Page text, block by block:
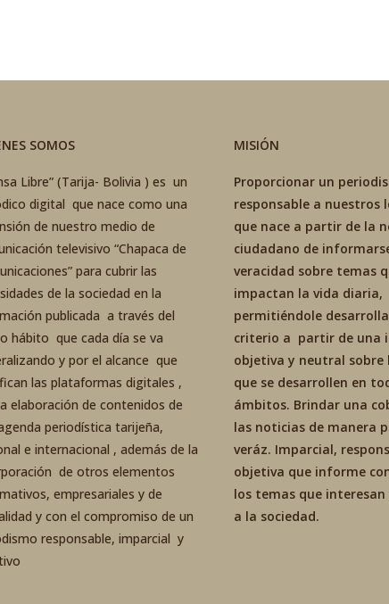
SOMOS
Libre” (Tarija- Bolivia ) es un
digital que nace como una
de nuestro medio de
televisivo “Chapaca de
para cubrir las
de la sociedad en la
publicada a través del
hábito que cada día se va
y por el alcance que
las plataformas digitales ,
elaboración de contenidos de
periodística tarijeña,
e internacional , además de la
de otros elementos
empresariales y de
y con el compromiso de un
responsable, imparcial y
MISIÓN
Proporcionar un
responsable a nuestros
que nace a partir de la
ciudadano de
veracidad sobre temas
impactan la vida diaria,
permitiéndole
criterio a partir de una
objetiva y neutral sobre
que se desarrollen en
ámbitos. Brindar una
las noticias de manera
veráz. Imparcial,
objetiva que informe
los temas que interesan
a la sociedad.